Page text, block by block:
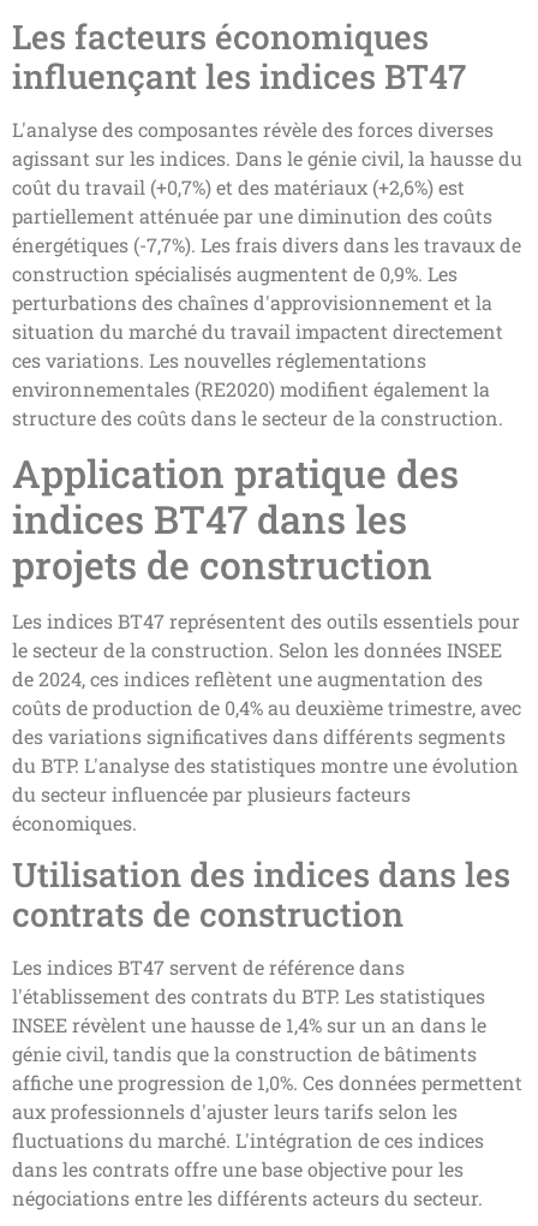
Les facteurs économiques
influençant les indices BT47
L'analyse des composantes révèle des forces diverses
agissant sur les indices. Dans le génie civil, la hausse du
coût du travail (+0,7%) et des matériaux (+2,6%) est
partiellement atténuée par une diminution des coûts
énergétiques (-7,7%). Les frais divers dans les travaux de
construction spécialisés augmentent de 0,9%. Les
perturbations des chaînes d'approvisionnement et la
situation du marché du travail impactent directement
ces variations. Les nouvelles réglementations
environnementales (RE2020) modifient également la
structure des coûts dans le secteur de la construction.
Application pratique des
indices BT47 dans les
projets de construction
Les indices BT47 représentent des outils essentiels pour
le secteur de la construction. Selon les données INSEE
de 2024, ces indices reflètent une augmentation des
coûts de production de 0,4% au deuxième trimestre, avec
des variations significatives dans différents segments
du BTP. L'analyse des statistiques montre une évolution
du secteur influencée par plusieurs facteurs
économiques.
Utilisation des indices dans les
contrats de construction
Les indices BT47 servent de référence dans
l'établissement des contrats du BTP. Les statistiques
INSEE révèlent une hausse de 1,4% sur un an dans le
génie civil, tandis que la construction de bâtiments
affiche une progression de 1,0%. Ces données permettent
aux professionnels d'ajuster leurs tarifs selon les
fluctuations du marché. L'intégration de ces indices
dans les contrats offre une base objective pour les
négociations entre les différents acteurs du secteur.